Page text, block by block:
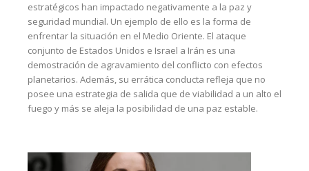
estratégicos han impactado negativamente a la paz y
seguridad mundial. Un ejemplo de ello es la forma de
enfrentar la situación en el Medio Oriente. El ataque
conjunto de Estados Unidos e Israel a Irán es una
demostración de agravamiento del conflicto con efectos
planetarios. Además, su errática conducta refleja que no
posee una estrategia de salida que de viabilidad a un alto el
fuego y más se aleja la posibilidad de una paz estable.